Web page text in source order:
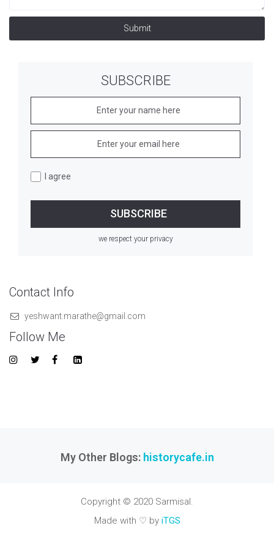
Submit
SUBSCRIBE
I agree
we respect your privacy
Contact Info
yeshwant.marathe@gmail.com
Follow Me
My Other Blogs: historycafe.in
Copyright © 2020 Sarmisal.
Made with ♡ by iTGS